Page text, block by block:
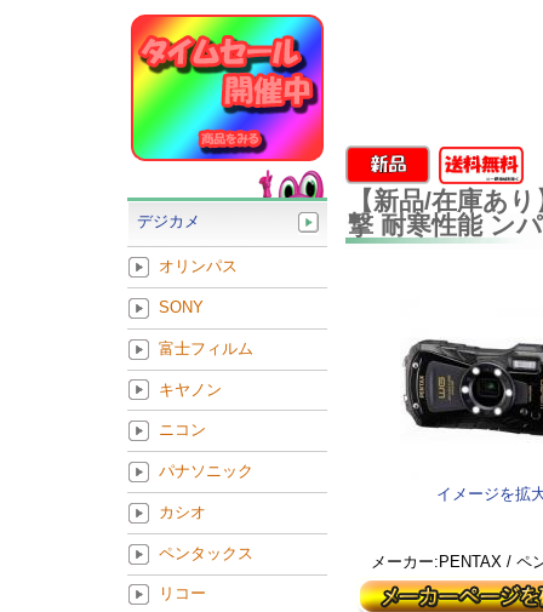
【新品/在庫あ
撃 耐寒性能 ン
イメージを拡
メーカー:PENTAX / ペ
デジカメ
オリンパス
SONY
富士フィルム
キヤノン
ニコン
パナソニック
カシオ
ペンタックス
リコー